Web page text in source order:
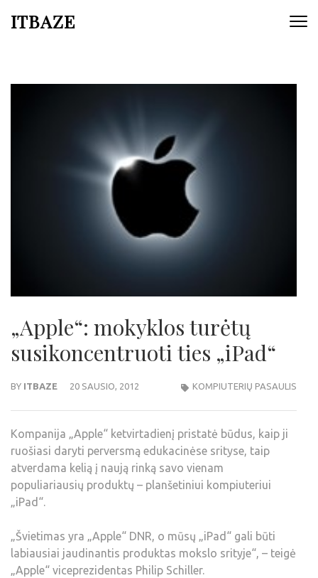
ITBAZE
„Apple“: mokyklos turėtų
susikoncentruoti ties „iPad“
BY ITBAZE 20 SAUSIO, 2012 KOMPIUTERIŲ PASAULIS
Kompanija „Apple“ ketvirtadienį pristatė būdus, kaip ji
ruošiasi daryti perversmą edukacinėse srityse, taip
atverdama kelią į naują rinką savo vienam
populiariausių produktų – planšetiniui kompiuteriui
„iPad“.
„Švietimas yra „Apple“ DNR, o mūsų „iPad“ gali būti
labiausiai jaudinantis produktas mokslo srityje“, – teigė
„Apple“ viceprezidentas Philip Schiller.